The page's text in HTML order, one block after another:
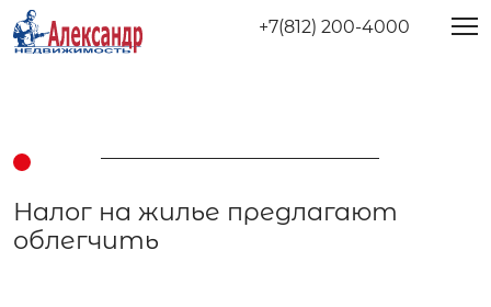
+7(812) 200-4000
Налог на жилье предлагают
облегчить